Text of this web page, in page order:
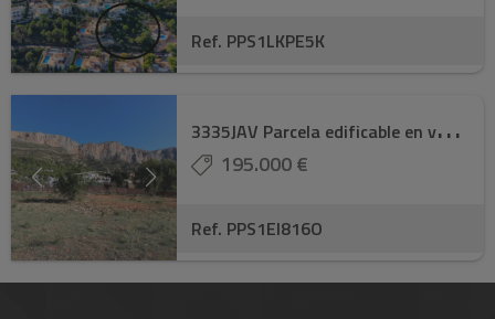
Ref. PPS1LKPE5K
3
335JAV Parcela edificable en venta en Javea
195.000 €
Ref. PPS1EI816O